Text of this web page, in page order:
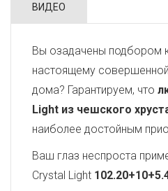
ВИДЕО
Вы озадачены подбором
настоящему
дома? Гарантируем, что
Light из чешского
наиболее достойным
Ваш глаз неспроста
Crystal Light